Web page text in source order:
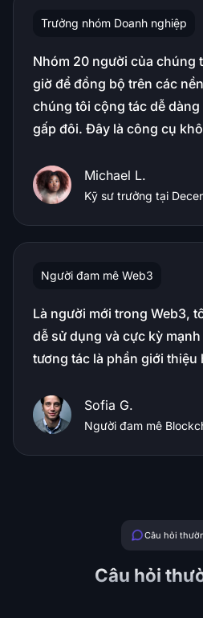
Trưởng nhóm Doanh nghiệp
Nhóm 20 người của chúng
giờ để đồng bộ trên các
chúng tôi cộng tác dễ
gấp đôi. Đây là công cụ
Michael L.
Kỹ sư trưởng tại
Người đam mê Web3
Là người mới trong Web3,
dễ sử dụng và cực kỳ
tương tác là phần giới thiệu
Sofia G.
Người đam mê
Câu hỏi
Câu hỏi